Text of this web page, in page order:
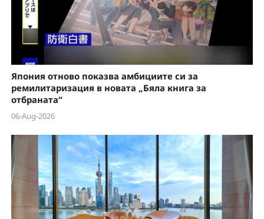
Япония отново показва амбициите си за
ремилитаризация в новата „Бяла книга за
отбраната“
06-Aug-2026